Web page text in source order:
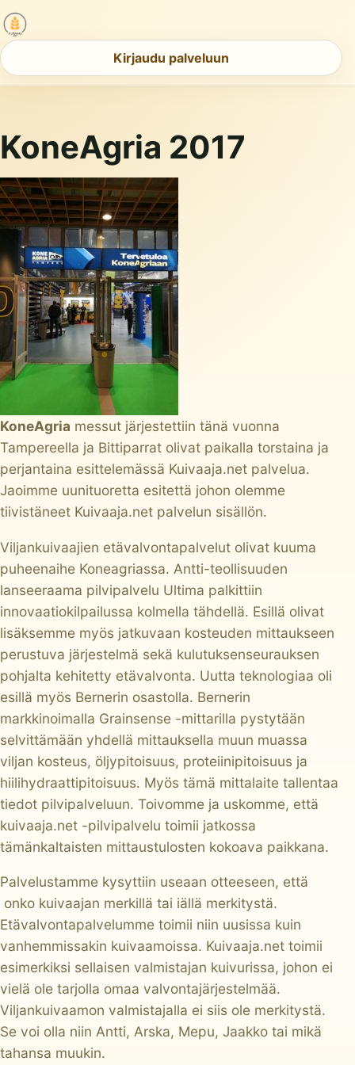
Kirjaudu palveluun
KoneAgria 2017
KoneAgria messut järjestettiin tänä vuonna
Tampereella ja Bittiparrat olivat paikalla torstaina ja
perjantaina esittelemässä Kuivaaja.net palvelua.
Jaoimme uunituoretta esitettä johon olemme
tiivistäneet Kuivaaja.net palvelun sisällön.
Viljankuivaajien etävalvontapalvelut olivat kuuma
puheenaihe Koneagriassa. Antti-teollisuuden
lanseeraama pilvipalvelu Ultima palkittiin
innovaatiokilpailussa kolmella tähdellä. Esillä olivat
lisäksemme myös jatkuvaan kosteuden mittaukseen
perustuva järjestelmä sekä kulutuksenseurauksen
pohjalta kehitetty etävalvonta. Uutta teknologiaa oli
esillä myös Bernerin osastolla. Bernerin
markkinoimalla Grainsense -mittarilla pystytään
selvittämään yhdellä mittauksella muun muassa
viljan kosteus, öljypitoisuus, proteiinipitoisuus ja
hiilihydraattipitoisuus. Myös tämä mittalaite tallentaa
tiedot pilvipalveluun. Toivomme ja uskomme, että
kuivaaja.net -pilvipalvelu toimii jatkossa
tämänkaltaisten mittaustulosten kokoava paikkana.
Palvelustamme kysyttiin useaan otteeseen, että
onko kuivaajan merkillä tai iällä merkitystä.
Etävalvontapalvelumme toimii niin uusissa kuin
vanhemmissakin kuivaamoissa. Kuivaaja.net toimii
esimerkiksi sellaisen valmistajan kuivurissa, johon ei
vielä ole tarjolla omaa valvontajärjestelmää.
Viljankuivaamon valmistajalla ei siis ole merkitystä.
Se voi olla niin Antti, Arska, Mepu, Jaakko tai mikä
tahansa muukin.